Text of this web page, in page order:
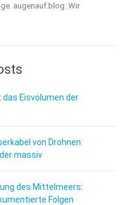
augenauf.blog: Wir
Eisvolumen der
von Drohnen
massiv
des Mittelmeers:
Folgen